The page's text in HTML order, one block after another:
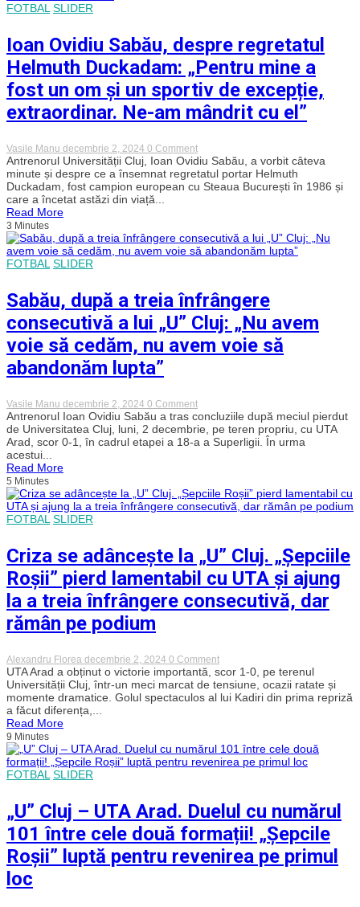
FOTBAL SLIDER
Ioan Ovidiu Sabău, despre regretatul
Helmuth Duckadam: „Pentru mine a
fost un om și un sportiv de excepție,
extraordinar. Ne-am mândrit cu el”
Vasile Manu decembrie 2, 2024 0 Commenton
Ioan
Ovidiu
Sabău,
despre
„Pentru
mine
a
om
și
un
sportiv
excepție,
cu
el”
Antrenorul Universității Cluj, Ioan Ovidiu Sabău, a vorbit câteva
minute și despre ce a însemnat regretatul portar Helmuth
Duckadam, fost campion european cu Steaua București în 1986 și
care a încetat astăzi din viață...
Read More
3 Minutes
FOTBAL SLIDER
Sabău, după a treia înfrângere
consecutivă a lui „U” Cluj: „Nu avem
voie să cedăm, nu avem voie să
abandonăm lupta”
Vasile Manu decembrie 2, 2024 0 Commenton
Sabău,
după
a
treia
lui
„U”
Cluj:
voie
să
cedăm,
nu
voie
Antrenorul Ioan Ovidiu Sabău a tras concluziile după meciul pierdut
de Universitatea Cluj, luni, 2 decembrie, pe teren propriu, cu UTA
Arad, scor 0-1, în cadrul etapei a 18-a a Superligii. În urma
acestui...
Read More
5 Minutes
FOTBAL SLIDER
Criza se adâncește la „U” Cluj. „Șepciile
Roșii” pierd lamentabil cu UTA și ajung
la a treia înfrângere consecutivă, dar
rămân pe podium
Alexandru Florea decembrie 2, 2024 0 Commenton
Criza
se
adâncește
la
Roșii”
pierd
lamentabil
și
ajung
a
treia
înfrângere
UTA Arad a obținut o victorie importantă, scor 1-0, pe terenul
Universității Cluj, într-un meci marcat de tensiune, ocazii ratate și
momente dramatice. Golul spectaculos al lui Kadiri din prima repriză
a făcut diferența,...
Read More
9 Minutes
FOTBAL SLIDER
„U” Cluj – UTA Arad. Duelul cu numărul
101 între cele două formații! „Șepcile
Roșii” luptă pentru revenirea pe primul
loc